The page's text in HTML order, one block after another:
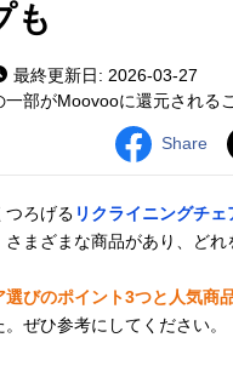
も
最終更新日: 2026-03-27
部がMoovooに還元される
Share
つろげる リクライニングチェ
まざまな商品があり、どれ
選びのポイント3つと人気商
ぜひ参考にしてください。